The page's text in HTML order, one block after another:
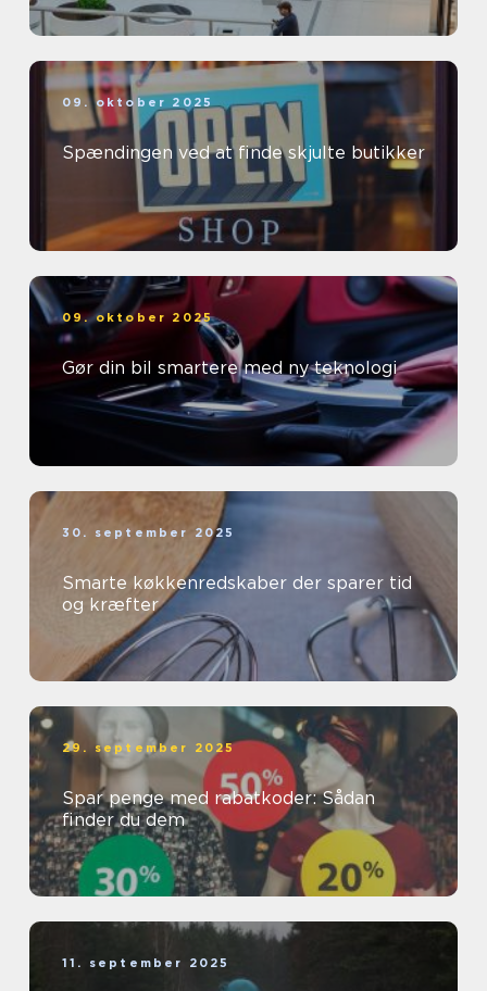
09. oktober 2025
Spændingen ved at finde skjulte butikker
09. oktober 2025
Gør din bil smartere med ny teknologi
30. september 2025
Smarte køkkenredskaber der sparer tid
og kræfter
29. september 2025
Spar penge med rabatkoder: Sådan
finder du dem
11. september 2025